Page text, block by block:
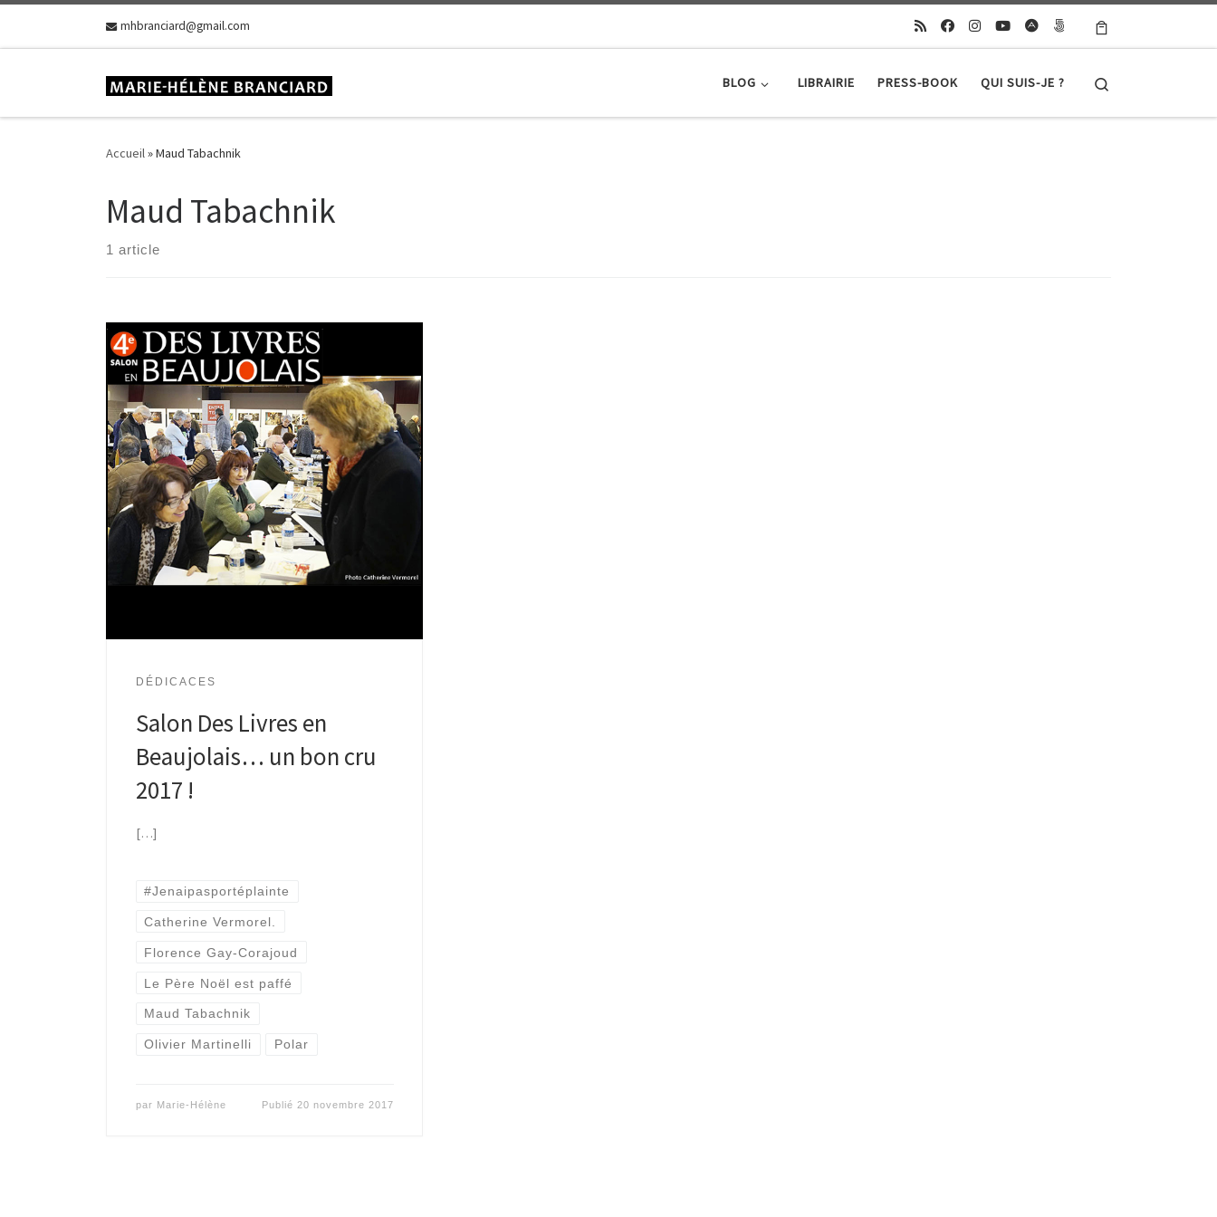
Skip to content mhbranciard@gmail.com
BLOG LIBRAIRIE PRESS-BOOK QUI SUIS-JE ?
Accueil»Maud Tabachnik
Maud Tabachnik
1 article
DÉDICACES
Salon Des Livres en
Beaujolais… un bon cru
2017 !
[…]
#Jenaipasportéplainte
Catherine Vermorel.
Florence Gay-Corajoud
Le Père Noël est paffé
Maud Tabachnik
Olivier Martinelli Polar
par Marie-Hélène Publié 20 novembre 2017